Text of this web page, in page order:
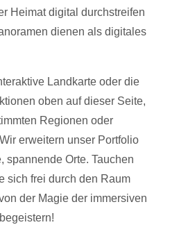
Heimat digital durchstreifen
dienen als digitales
Landkarte oder die
oben auf dieser Seite,
Regionen oder
erweitern unser Portfolio
spannende Orte. Tauchen
sich frei durch den Raum
der Magie der immersiven